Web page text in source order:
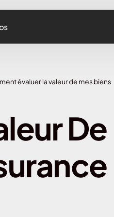
évaluer la valeur de mes biens
De